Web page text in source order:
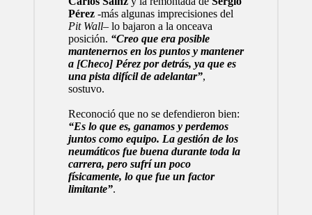
Pérez-más algunas imprecisiones del
Pit Wall– lo bajaron a la onceava
posición. “Creo que era posible
mantenernos en los puntos y mantener
a [Checo] Pérez por detrás, ya que es
una pista difícil de adelantar”,
sostuvo.
Reconoció que no se defendieron bien:
“Es lo que es, ganamos y perdemos
juntos como equipo. La gestión de los
neumáticos fue buena durante toda la
carrera, pero sufrí un poco
físicamente, lo que fue un factor
limitante”.